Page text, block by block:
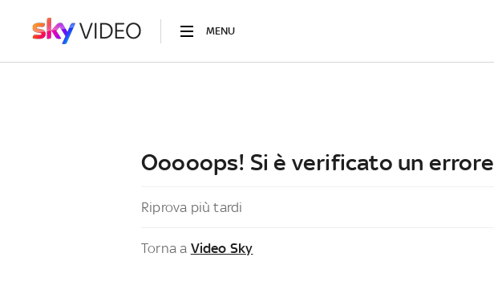
MENU
Ooooops! Si è verificato un errore
Riprova più tardi
Torna a Video Sky